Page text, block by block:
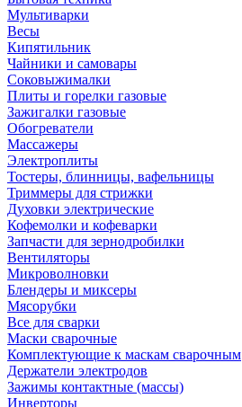
Мультиварки
Весы
Кипятильник
Чайники и самовары
Соковыжималки
Плиты и горелки газовые
Зажигалки газовые
Обогреватели
Массажеры
Электроплиты
Тостеры, блинницы, вафельницы
Триммеры для стрижки
Духовки электрические
Кофемолки и кофеварки
Запчасти для зернодробилки
Вентиляторы
Микроволновки
Блендеры и миксеры
Мясорубки
Все для сварки
Маски сварочные
Комплектующие к маскам сварочным
Держатели электродов
Зажимы контактные (массы)
Инверторы